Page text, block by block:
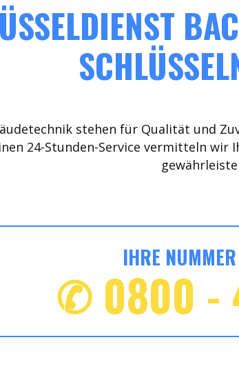
stehen für Qualität und
24-Stunden-Service vermitteln wir
IHRE
✆ 0800 -